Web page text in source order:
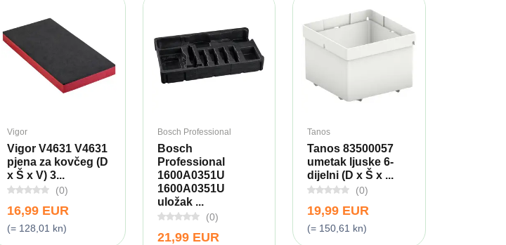
Vigor
Vigor V4631 V4631
pjena za kovčeg (D
x Š x V) 3...
(0)
16,99 EUR
(= 128,01 kn)
Bosch Professional
Bosch
Professional
1600A0351U
1600A0351U
uložak ...
(0)
21,99 EUR
Tanos
Tanos 83500057
umetak ljuske 6-
dijelni (D x Š x ...
(0)
19,99 EUR
(= 150,61 kn)